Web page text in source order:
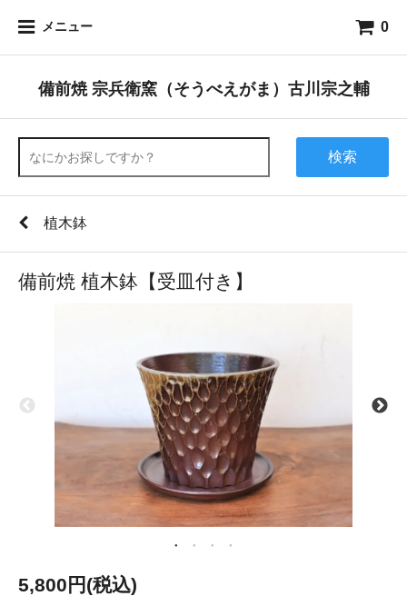
メニュー 0
備前焼 宗兵衛窯（そうべえがま）古川宗之輔
検索
植木鉢
備前焼 植木鉢【受皿付き】
5,800円(税込)